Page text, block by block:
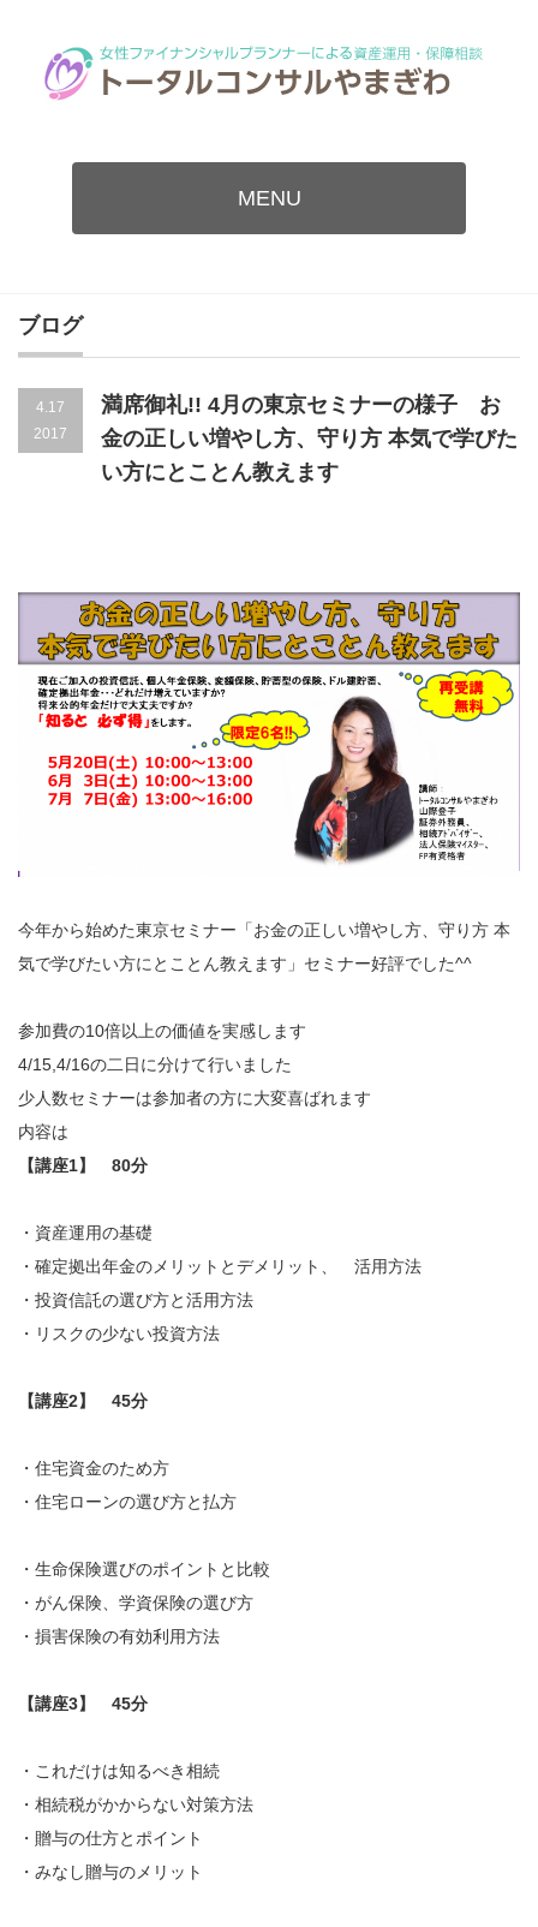
MENU
ブログ
4.17
2017
満席御礼!! 4月の東京セミナーの様子 お
金の正しい増やし方、守り方 本気で学びた
い方にとことん教えます
今年から始めた東京セミナー「お金の正しい増やし方、守り方 本
気で学びたい方にとことん教えます」セミナー好評でした^^
参加費の10倍以上の価値を実感します
4/15,4/16の二日に分けて行いました
少人数セミナーは参加者の方に大変喜ばれます
内容は
【講座1】 80分
・資産運用の基礎
・確定拠出年金のメリットとデメリット、 活用方法
・投資信託の選び方と活用方法
・リスクの少ない投資方法
【講座2】 45分
・住宅資金のため方
・住宅ローンの選び方と払方
・生命保険選びのポイントと比較
・がん保険、学資保険の選び方
・損害保険の有効利用方法
【講座3】 45分
・これだけは知るべき相続
・相続税がかからない対策方法
・贈与の仕方とポイント
・みなし贈与のメリット